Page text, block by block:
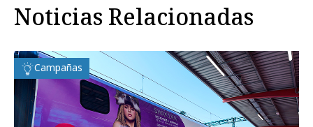
Noticias Relacionadas
Campañas